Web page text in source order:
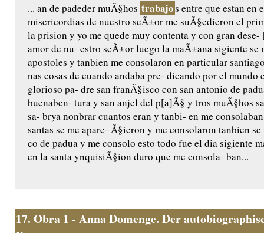
... an de padeder muÃ§hos trabajos entre que estan en
misericordias de nuestro seÃ±or me suÃ§edieron el
la prision y yo me quede muy contenta y con gran
amor de nu- estro seÃ±or luego la maÃ±ana sigiente se
apostoles y tanbien me consolaron en particular
nas cosas de cuando andaba pre- dicando por el mundo
glorioso pa- dre san franÃ§isco con san antonio de
buenaben- tura y san anjel del p[a]Ã§ y tros muÃ§hos
sa- brya nonbrar cuantos eran y tanbi- en me
santas se me apare- Ã§ieron y me consolaron tanbien
co de padua y me consolo esto todo fue el dia sigiente
en la santa ynquisiÃ§ion duro que me consola- ban...
17. Obra 1 - Anna Domenge. Der